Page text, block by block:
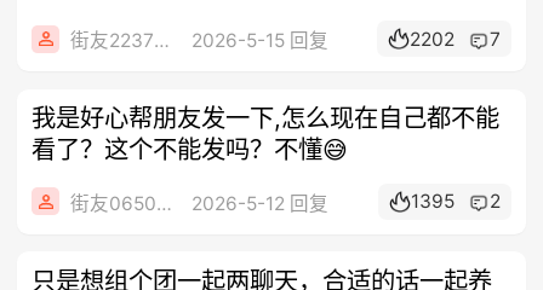
街友22372532 2026-5-15 回复 2202 7
我是好心帮朋友发一下,怎么现在自己都不能
看了？这个不能发吗？不懂😅
街友06509128 2026-5-12 回复 1395 2
只是想组个团一起两聊天，合适的话一起养